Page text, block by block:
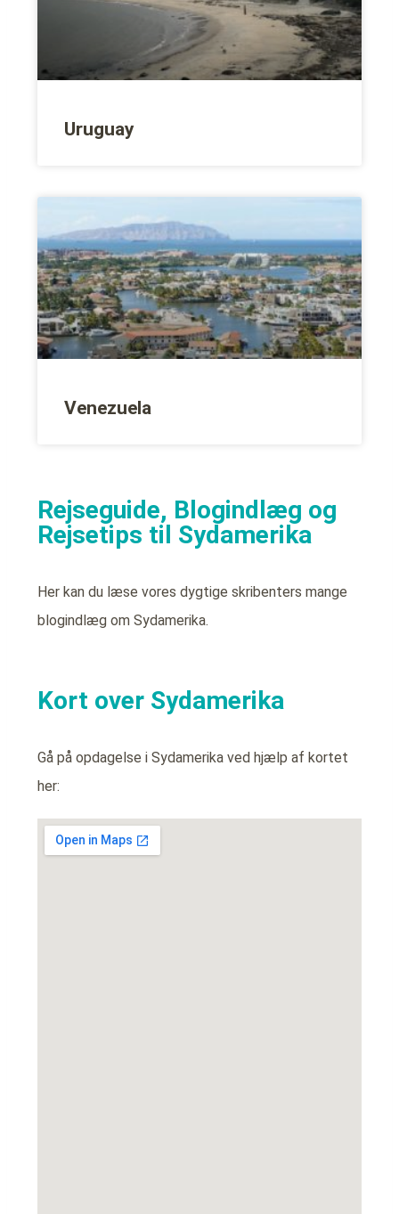
Uruguay
Venezuela
Rejseguide, Blogindlæg og
Rejsetips til Sydamerika
Her kan du læse vores dygtige skribenters mange
blogindlæg om Sydamerika.
Kort over Sydamerika
Gå på opdagelse i Sydamerika ved hjælp af kortet
her: